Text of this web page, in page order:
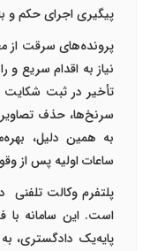
پیگیری اجرای حکم و
پرونده‌های سرقت از
نیاز به اقدام سریع و
تأخیر در ثبت شکایت
سرنخ‌ها، حذف
به همین دلیل،
ساعات اولیه پس از
پلتفرموکالت تلفنی
است. این سامانه با
پایه‌یک دادگستری،